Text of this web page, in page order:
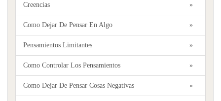
»
Creencias
»
Como Dejar De Pensar En Algo
»
Pensamientos Limitantes
»
Como Controlar Los Pensamientos
»
Como Dejar De Pensar Cosas Negativas